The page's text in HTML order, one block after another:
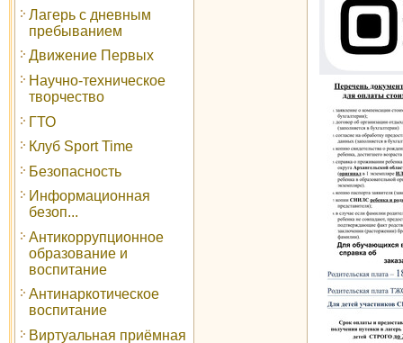
Лагерь с дневным
пребыванием
Движение Первых
Научно-техническое
творчество
ГТО
Клуб Sport Time
Безопасность
Информационная
безоп...
Антикоррупционное
образование и
воспитание
Антинаркотическое
воспитание
Виртуальная приёмная